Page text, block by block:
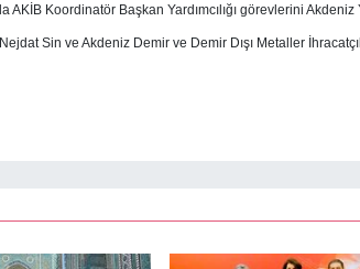
Koordinatör Başkan Yardımcılığı görevlerini Akdeniz
Sin ve Akdeniz Demir ve Demir Dışı Metaller